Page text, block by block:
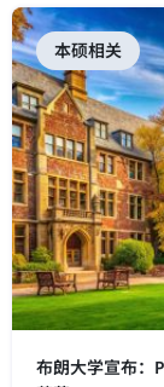
本硕相关
布朗大学宣布：